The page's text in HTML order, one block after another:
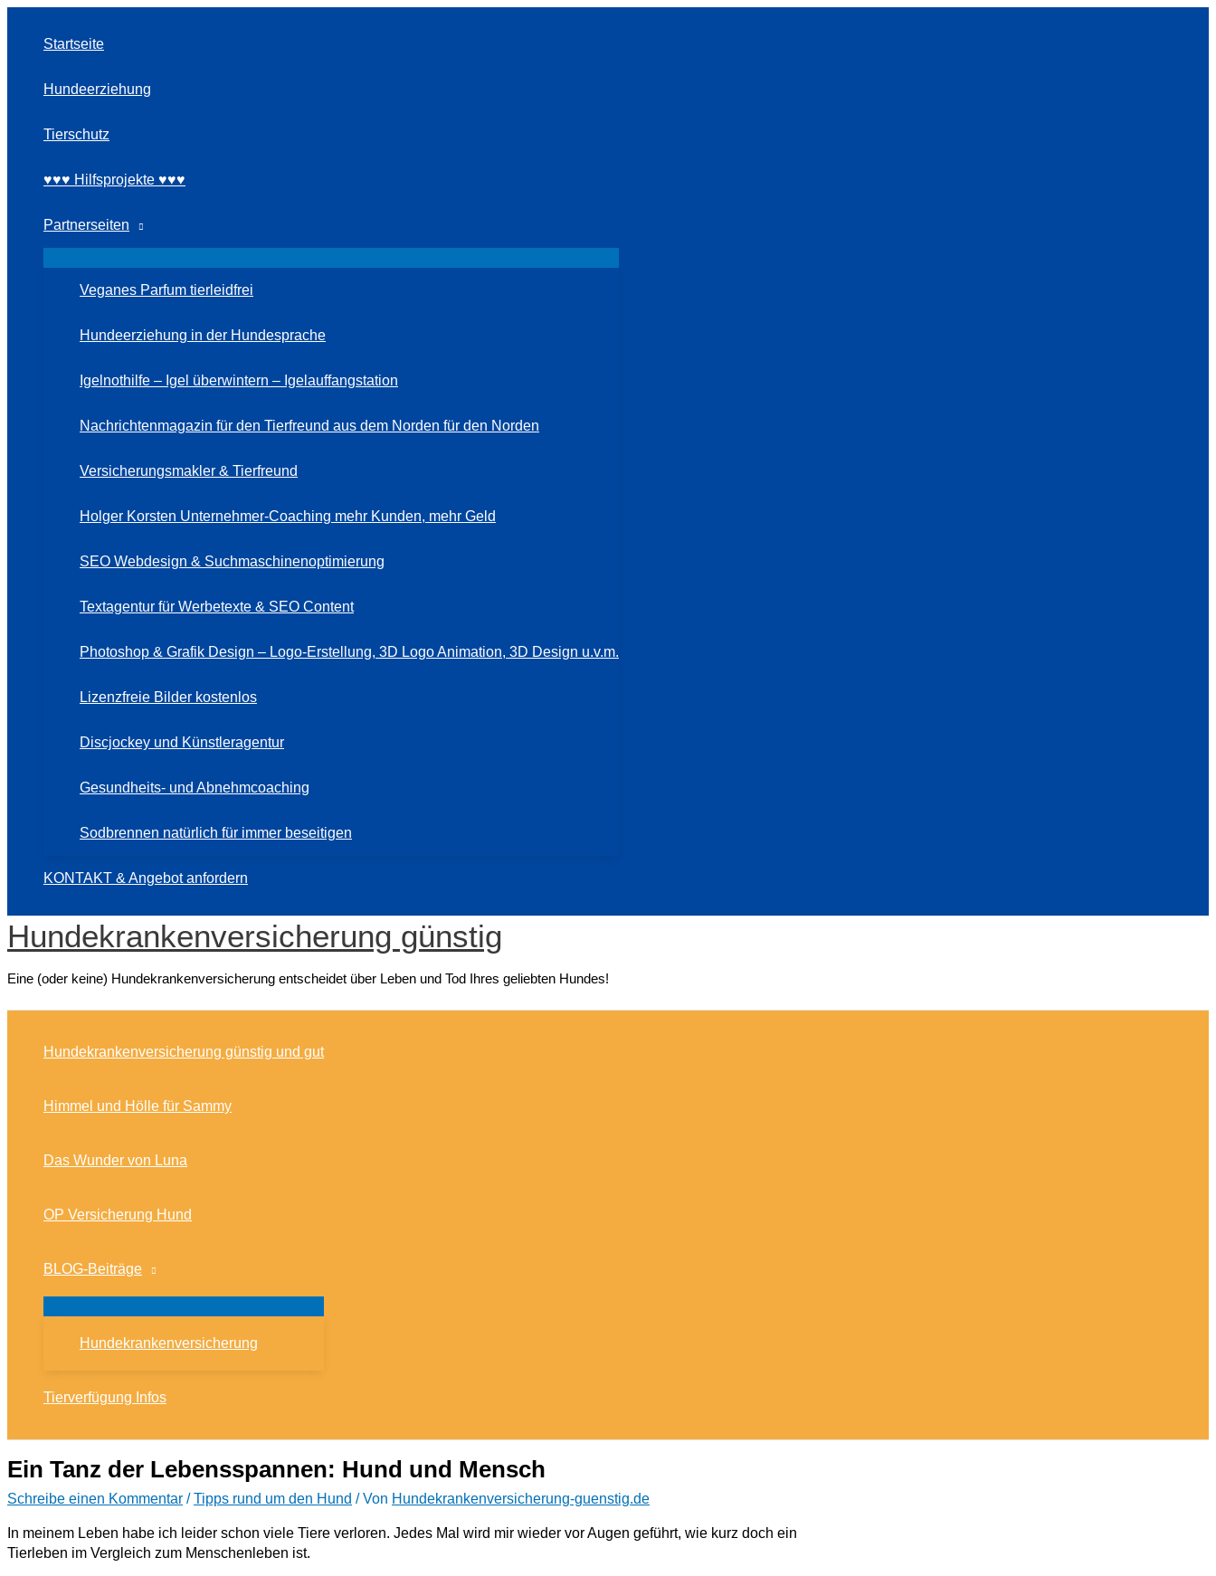
springen
Startseite
Hundeerziehung
Tierschutz
♥♥♥ Hilfsprojekte ♥♥♥
Partnerseiten
Veganes Parfum tierleidfrei
Hundeerziehung in der Hundesprache
Igelnothilfe – Igel überwintern – Igelauffangstation
Nachrichtenmagazin für den Tierfreund aus dem Norden für den Norden
Versicherungsmakler & Tierfreund
Holger Korsten Unternehmer-Coaching mehr Kunden, mehr Geld
SEO Webdesign & Suchmaschinenoptimierung
Textagentur für Werbetexte & SEO Content
Photoshop & Grafik Design – Logo-Erstellung, 3D Logo Animation, 3D Design u.v.m.
Lizenzfreie Bilder kostenlos
Discjockey und Künstleragentur
Gesundheits- und Abnehmcoaching
Sodbrennen natürlich für immer beseitigen
KONTAKT & Angebot anfordern
Hundekrankenversicherung günstig
Eine (oder keine) Hundekrankenversicherung entscheidet über Leben und Tod Ihres geliebten Hundes!
Hundekrankenversicherung günstig und gut
Himmel und Hölle für Sammy
Das Wunder von Luna
OP Versicherung Hund
BLOG-Beiträge
Hundekrankenversicherung
Tierverfügung Infos
Ein Tanz der Lebensspannen: Hund und Mensch
Schreibe einen Kommentar /Tipps rund um den Hund / Von Hundekrankenversicherung-guenstig.de
In meinem Leben habe ich leider schon viele Tiere verloren. Jedes Mal wird mir wieder vor Augen geführt, wie kurz doch ein
Tierleben im Vergleich zum Menschenleben ist.